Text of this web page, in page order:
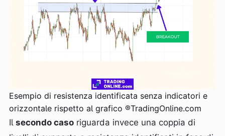
Esempio di resistenza identificata senza indicatori e
orizzontale rispetto al grafico ®TradingOnline.com
Il secondo caso riguarda invece una coppia di